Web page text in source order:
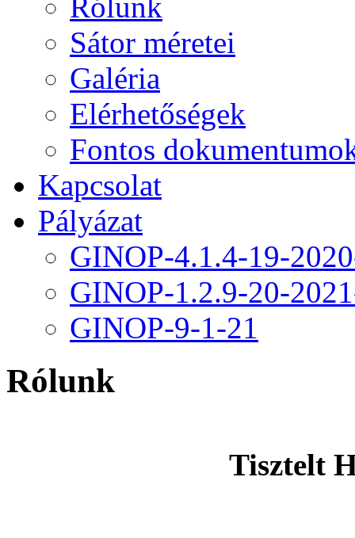
Sátor méretei
Galéria
Elérhetőségek
Fontos
Kapcsolat
Pályázat
GINOP-4.1.4-19-
GINOP-1.2.9-20-
GINOP-9-1-21
Rólunk
Tisztelt